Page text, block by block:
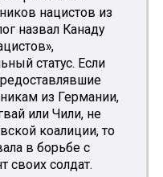
нацистов из
назвал Канаду
статус. Если
из Германии,
или Чили, не
коалиции, то
в борьбе с
своих солдат.